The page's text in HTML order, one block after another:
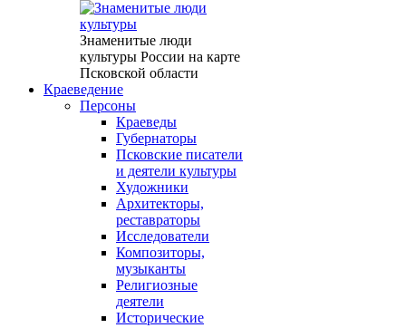
Знаменитые люди
культуры России на карте
Псковской области
Краеведение
Персоны
Краеведы
Губернаторы
Псковские писатели
и деятели культуры
Художники
Архитекторы,
реставраторы
Исследователи
Композиторы,
музыканты
Религиозные
деятели
Исторические